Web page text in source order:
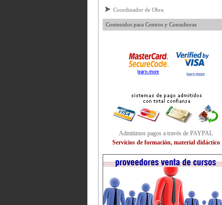
Coordinador de Obra
Contenidos para Centros y Consultoras
Admitimos pagos a través de PAYPAL
Servicios de formación, material didáctico